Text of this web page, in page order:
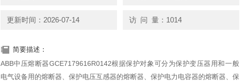
更新时间：2026-07-14 访 问 量：1014
简要描述：
ABB中压熔断器GCE7179616R0142根据保护对象可分为保护变压器用和一般
电气设备用的熔断器、保护电压互感器的熔断器、保护电力电容器的熔断器、保